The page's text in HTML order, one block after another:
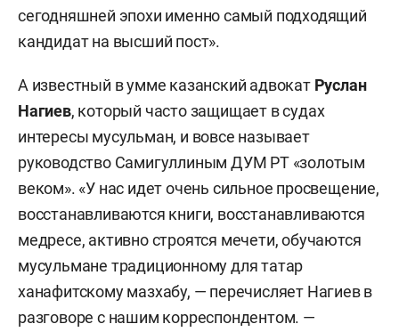
сегодняшней эпохи именно самый подходящий
кандидат на высший пост».
А известный в умме казанский адвокат Руслан
Нагиев, который часто защищает в судах
интересы мусульман, и вовсе называет
руководство Самигуллиным ДУМ РТ «золотым
веком». «У нас идет очень сильное просвещение,
восстанавливаются книги, восстанавливаются
медресе, активно строятся мечети, обучаются
мусульмане традиционному для татар
ханафитскому мазхабу, — перечисляет Нагиев в
разговоре с нашим корреспондентом. —